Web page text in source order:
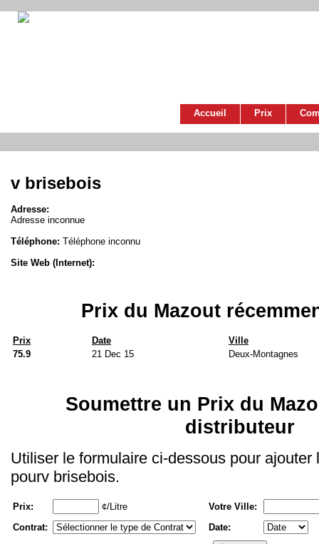
Accueil Prix
v brisebois
Adresse:
Adresse inconnue
Téléphone: Téléphone inconnu
Site Web (Internet):
Prix du Mazout
Prix Date
Ville
75.9
21 Dec 15 Deux-Montagnes
Soumettre un Prix du
distributeur
Utiliser le formulaire ci-dessous pour ajouter
pourv brisebois.
Prix: ¢/Litre
Votre Ville:
Contrat:
Date: